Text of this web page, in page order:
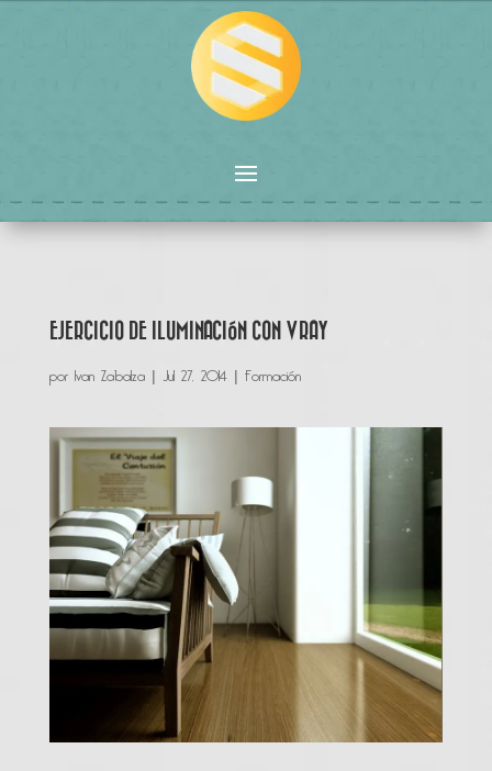
EJERCICIO DE ILUMINACIÓN CON VRAY
por Ivan Zabalza| Jul 27, 2014| Formación